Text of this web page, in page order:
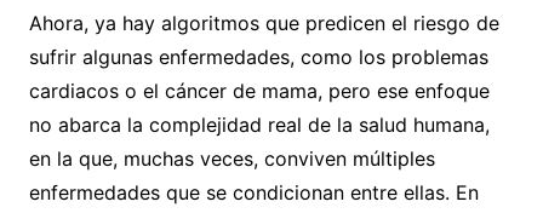
Ahora, ya hay algoritmos que predicen el riesgo de
sufrir algunas enfermedades, como los problemas
cardiacos o el cáncer de mama, pero ese enfoque
no abarca la complejidad real de la salud humana,
en la que, muchas veces, conviven múltiples
enfermedades que se condicionan entre ellas. En